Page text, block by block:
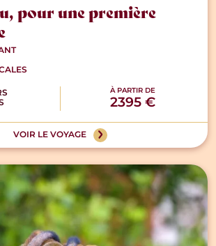
pour une première
À PARTIR DE
2395 €
VOIR LE VOYAGE